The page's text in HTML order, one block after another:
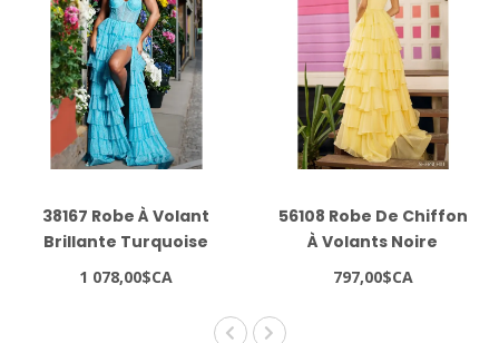
38167 Robe À Volant
Brillante Turquoise
1 078,00$CA
56108 Robe De Chiffon
À Volants Noire
797,00$CA